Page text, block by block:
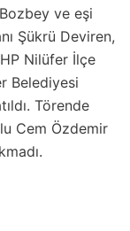
ve eşi
Şükrü Deviren,
Nilüfer İlçe
Belediyesi
Törende
Cem Özdemir